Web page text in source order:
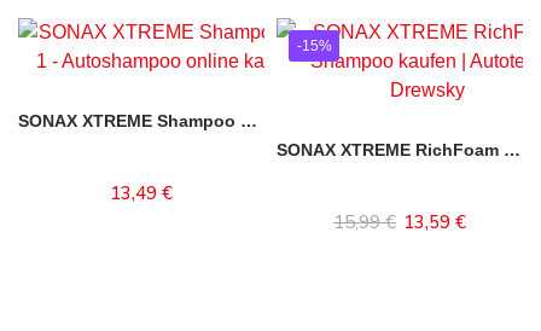
SONAX XTREME Shampoo 2 in 1
13,49 €
In den Warenkorb
-15%
SONAX XTREME RichFoam Shampoo
15,99 € 13,59 €
Inhalt auswählen